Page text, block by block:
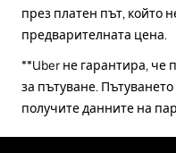
през платен път, който
предварителната цена.
**Uber не гарантира, че
за пътуване.
получите данните на